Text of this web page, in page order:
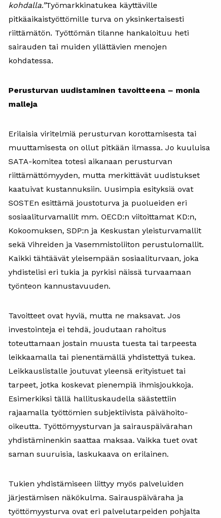
kohdalla.”Työmarkkinatukea käyttäville
pitkäaikaistyöttömille turva on yksinkertaisesti
riittämätön. Työttömän tilanne hankaloituu heti
sairauden tai muiden yllättävien menojen
kohdatessa.
Perusturvan uudistaminen tavoitteena – monia
malleja
Erilaisia viritelmiä perusturvan korottamisesta tai
muuttamisesta on ollut pitkään ilmassa. Jo kuuluisa
SATA-komitea totesi aikanaan perusturvan
riittämättömyyden, mutta merkittävät uudistukset
kaatuivat kustannuksiin. Uusimpia esityksiä ovat
SOSTEn esittämä joustoturva ja puolueiden eri
sosiaaliturvamallit mm. OECD:n viitoittamat KD:n,
Kokoomuksen, SDP:n ja Keskustan yleisturvamallit
sekä Vihreiden ja Vasemmistoliiton perustulomallit.
Kaikki tähtäävät yleisempään sosiaaliturvaan, joka
yhdistelisi eri tukia ja pyrkisi näissä turvaamaan
työnteon kannustavuuden.
Tavoitteet ovat hyviä, mutta ne maksavat. Jos
investointeja ei tehdä, joudutaan rahoitus
toteuttamaan jostain muusta tuesta tai tarpeesta
leikkaamalla tai pienentämällä yhdistettyä tukea.
Leikkauslistalle joutuvat yleensä erityistuet tai
tarpeet, jotka koskevat pienempiä ihmisjoukkoja.
Esimerkiksi tällä hallituskaudella säästettiin
rajaamalla työttömien subjektiivista päivähoito-
oikeutta. Työttömyysturvan ja sairauspäivärahan
yhdistäminenkin saattaa maksaa. Vaikka tuet ovat
saman suuruisia, laskukaava on erilainen.
Tukien yhdistämiseen liittyy myös palveluiden
järjestämisen näkökulma. Sairauspäiväraha ja
työttömyysturva ovat eri palvelutarpeiden pohjalta